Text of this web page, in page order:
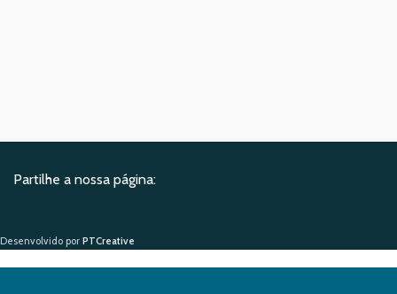
Partilhe a nossa página:
Desenvolvido por PTCreative